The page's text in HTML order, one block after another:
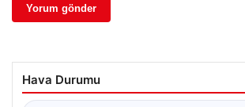
Hava Durumu